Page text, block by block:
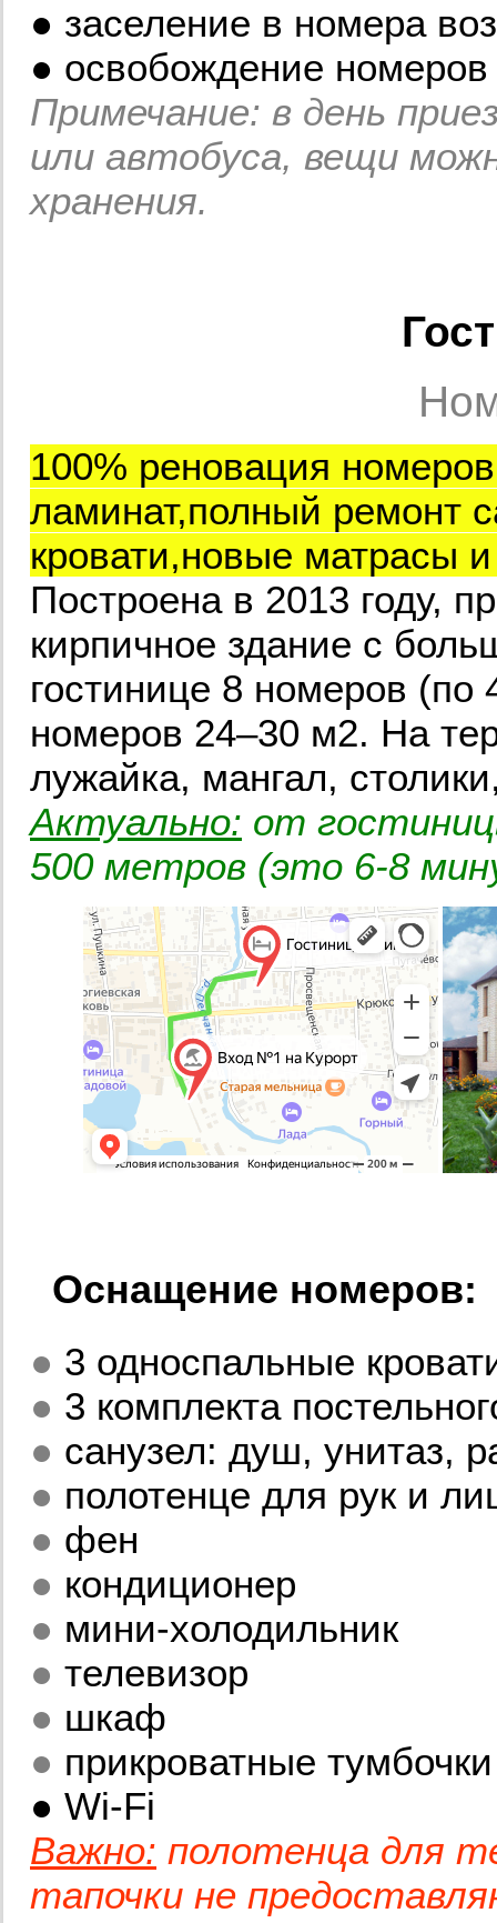
● заселение в номера
● освобождение
Примечание: в день
или автобуса, вещи
хранения.
100% реновация
ламинат,полный ремонт
кровати,новые матрасы
Построена в 2013 году,
кирпичное здание с
гостинице 8 номеров
номеров 24–30 м2. На
лужайка, мангал,
Актуально: от
500 метров (это 6-8
Оснащение номеров:
● 3 односпальные
● 3 комплекта
● санузел: душ, унитаз,
● полотенце для рук и
● фен
● кондиционер
● мини-холодильник
● телевизор
● шкаф
● прикроватные
● Wi-Fi
Важно: полотенца для
тапочки не